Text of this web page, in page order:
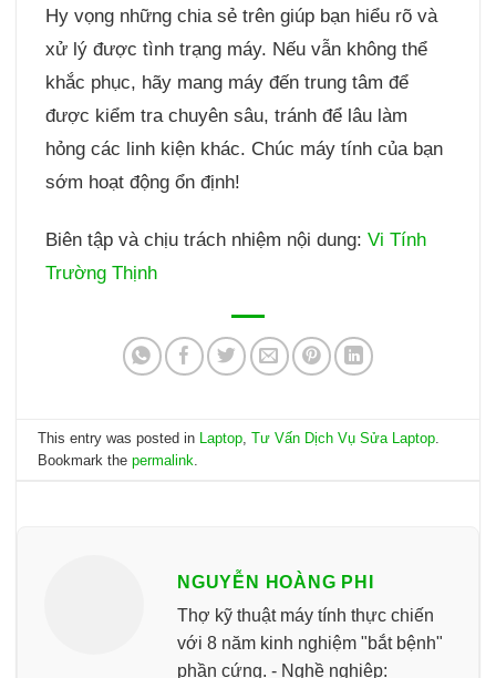
Hy vọng những chia sẻ trên giúp bạn hiểu rõ và
xử lý được tình trạng máy. Nếu vẫn không thể
khắc phục, hãy mang máy đến trung tâm để
được kiểm tra chuyên sâu, tránh để lâu làm
hỏng các linh kiện khác. Chúc máy tính của bạn
sớm hoạt động ổn định!
Biên tập và chịu trách nhiệm nội dung: Vi Tính
Trường Thịnh
This entry was posted in Laptop ,Tư Vấn Dịch Vụ Sửa Laptop
Bookmark thepermalink
NGUYỄN HOÀNG PHI
Thợ kỹ thuật máy tính thực chiến
với 8 năm kinh nghiệm "bắt bệnh"
phần cứng. - Nghề nghiệp: